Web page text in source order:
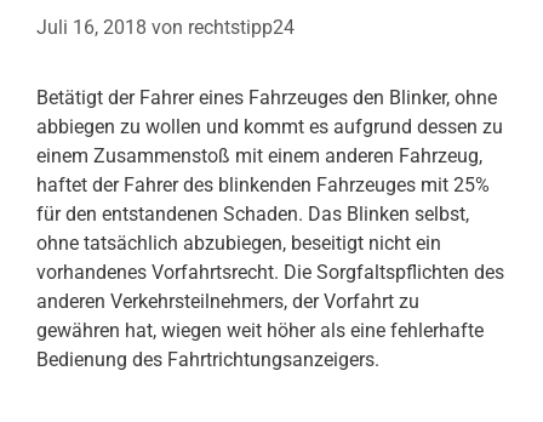
Juli 16, 2018 von rechtstipp24
Betätigt der Fahrer eines Fahrzeuges den Blinker, ohne
abbiegen zu wollen und kommt es aufgrund dessen zu
einem Zusammenstoß mit einem anderen Fahrzeug,
haftet der Fahrer des blinkenden Fahrzeuges mit 25%
für den entstandenen Schaden. Das Blinken selbst,
ohne tatsächlich abzubiegen, beseitigt nicht ein
vorhandenes Vorfahrtsrecht. Die Sorgfaltspflichten des
anderen Verkehrsteilnehmers, der Vorfahrt zu
gewähren hat, wiegen weit höher als eine fehlerhafte
Bedienung des Fahrtrichtungsanzeigers.